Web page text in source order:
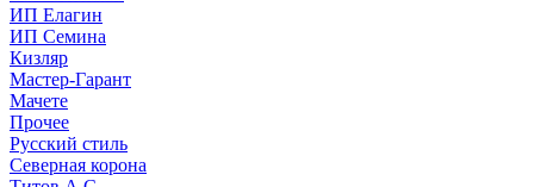
ИП Елагин
ИП Семина
Кизляр
Мастер-Гарант
Мачете
Прочее
Русский стиль
Северная корона